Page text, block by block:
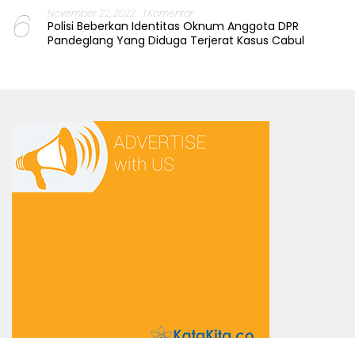
6 November 22, 2022 1 Komentar
Polisi Beberkan Identitas Oknum Anggota DPR
Pandeglang Yang Diduga Terjerat Kasus Cabul